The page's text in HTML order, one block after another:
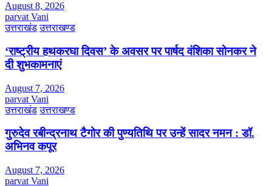
August 8, 2026
parvat Vani
उत्तराखंड उत्तराखण्ड
‘राष्ट्रीय हथकरघा दिवस’ के अवसर पर पार्षद वंशिका सोनकर ने
दी शुभकामनाएं
August 7, 2026
parvat Vani
उत्तराखंड उत्तराखण्ड
गुरुदेव रबीन्द्रनाथ टैगोर की पुण्यतिथि पर उन्हें सादर नमन : डॉ.
अभिनव कपूर
August 7, 2026
parvat Vani